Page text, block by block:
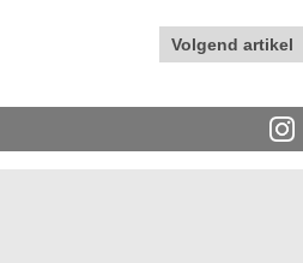
Volgend artikel